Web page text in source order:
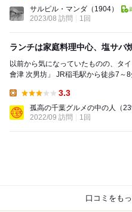
サルピル・マンダ （1904）
2023/08 訪問
1回
ランチは家庭料理中心、塩サバ
以前から気になっていたものの、タ
會津 次男坊」 JR稲毛駅から徒歩7～8分ほどとなる同店ですが、3回目の
3.3
孤高の千葉グルメの中の人
（
2022/09 訪問
1回
口コミをも